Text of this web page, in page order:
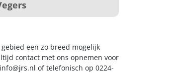
een zo breed mogelijk
contact met ons opnemen voor
info@jrs.nl of telefonisch op 0224-